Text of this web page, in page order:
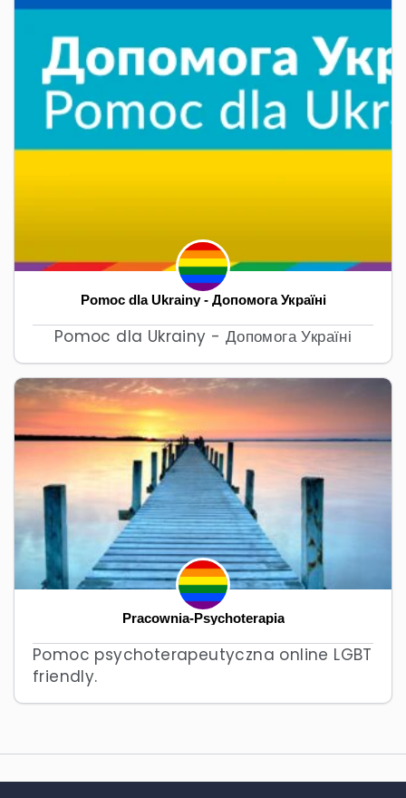
Pomoc dla Ukrainy - Допомога Україні
Pomoc dla Ukrainy - Допомога Україні
Pracownia-Psychoterapia
Pomoc psychoterapeutyczna online LGBT
friendly.